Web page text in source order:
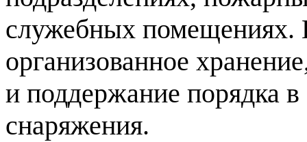
служебных помещениях.
организованное
и поддержание порядка
снаряжения.